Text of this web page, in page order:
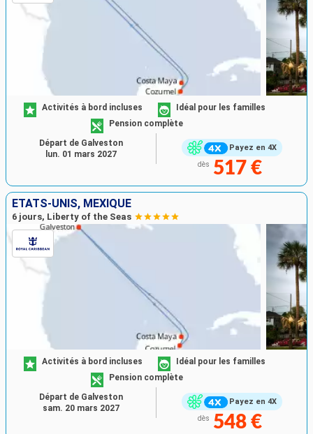
Payez en 4X
Activités à bord incluses
Idéal pour les familles
Pension complète
dès 517 €
Départ de Galveston
lun. 01 mars 2027
ÉTATS-UNIS, MEXIQUE
6 jours, Liberty of the Seas
Payez en 4X
Activités à bord incluses
Idéal pour les familles
Pension complète
dès 548 €
Départ de Galveston
sam. 20 mars 2027